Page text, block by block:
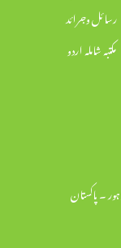
رسائل وجرائد
مکتبہ شاملہ اردو
۔ پاکستان